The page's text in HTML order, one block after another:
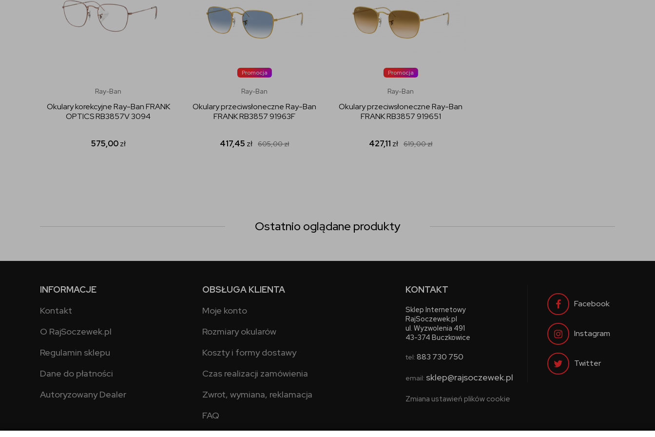
Ray-Ban
Okulary korekcyjne Ray-Ban FRANK
OPTICS RB3857V 3094
575,00zł
Promocja
Ray-Ban
Okulary przeciwsłoneczne Ray-Ban
FRANK RB3857 91963F
417,45 zł 605,00zł
Promocja
Ray-Ban
Okulary przeciwsłoneczne Ray-Ban
FRANK RB3857 919651
427,11 zł 619,00zł
Ostatnio oglądane produkty
INFORMACJE
Kontakt
O RajSoczewek.pl
Regulamin sklepu
Dane do płatności
Autoryzowany Dealer
OBSŁUGA KLIENTA
Moje konto
Rozmiary okularów
Koszty i formy dostawy
Czas realizacji zamówienia
Zwrot, wymiana, reklamacja
FAQ
KONTAKT
Sklep Internetowy
RajSoczewek.pl
ul. Wyzwolenia 491
43-374 Buczkowice
tel: 883 730 750
email: sklep@rajsoczewek.pl
Zmiana ustawień plików cookie
Facebook
Instagram
Twitter